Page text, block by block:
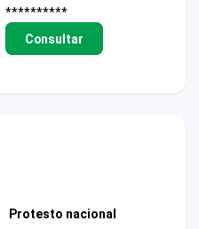
**********
Consultar
Protesto nacional